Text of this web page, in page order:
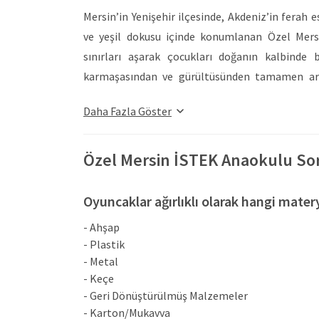
Mersin’in Yenişehir ilçesinde, Akdeniz’in
ve yeşil dokusu içinde konumlanan Özel
sınırları aşarak çocukları doğanın
karmaşasından ve gürültüsünden tamamen
bağlantısı sayesinde ebeveynlerin ulaşım
eşsiz bir eğitim zeminine dönüştürmektedir.
geleneksel kalıpların ötesinde eğlenceli bir
sanatsal denemelerini gerçekleştirdikleri estetik
etkinlik alanları yer almaktadır. Bunların
kurgulanmış geniş ve ferah sınıflar, yumuşak
temelini atan masal köşeleri gün boyu aktif
alanına dönüştüren Özel Mersin İSTEK
Daha Fazla Göster
Özel Mersin İSTEK Anaokulu
Oyuncaklar ağırlıklı olarak hangi
- Ahşap
- Plastik
- Metal
- Keçe
- Geri Dönüştürülmüş Malzemeler
- Karton/Mukavva